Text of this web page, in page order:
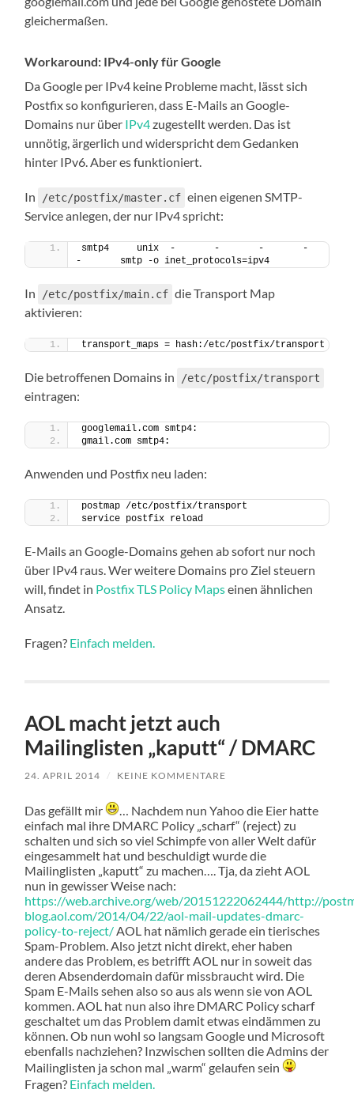
gleichermaßen.
Workaround: IPv4-only für Google
Da Google per IPv4 keine Probleme macht, lässt sich
Postfix so konfigurieren, dass E-Mails an Google-
Domains nur über IPv4zugestellt werden. Das ist
unnötig, ärgerlich und widerspricht dem Gedanken
hinter IPv6. Aber es funktioniert.
In /etc/postfix/master.cf einen eigenen SMTP-
Service anlegen, der nur IPv4 spricht:
smtp4     unix  -       -       -       -
-       smtp -o inet_protocols=ipv4
In /etc/postfix/main.cf die Transport Map
aktivieren:
transport_maps = hash:/etc/postfix/transport
Die betroffenen Domains in /etc/postfix/transport
eintragen:
googlemail.com smtp4:
gmail.com smtp4:
Anwenden und Postfix neu laden:
postmap /etc/postfix/transport
service postfix reload
E-Mails an Google-Domains gehen ab sofort nur noch
über IPv4 raus. Wer weitere Domains pro Ziel steuern
will, findet in Postfix TLS Policy Mapseinen ähnlichen
Ansatz.
Fragen? Einfach melden.
AOL macht jetzt auch
Mailinglisten „kaputt“ / DMARC
24. APRIL 2014 / KEINE KOMMENTARE
Das gefällt mir
… Nachdem nun Yahoo die Eier hatte
einfach mal ihre DMARC Policy „scharf“ (reject) zu
schalten und sich so viel Schimpfe von aller Welt dafür
eingesammelt hat und beschuldigt wurde die
Mailinglisten „kaputt“ zu machen…. Tja, da zieht AOL
nun in gewisser Weise nach:
https://web.archive.org/web/20151222062444/http://
blog.aol.com/2014/04/22/aol-mail-updates-dmarc-
policy-to-reject/AOL hat nämlich gerade ein tierisches
Spam-Problem. Also jetzt nicht direkt, eher haben
andere das Problem, es betrifft AOL nur in soweit das
deren Absenderdomain dafür missbraucht wird. Die
Spam E-Mails sehen also so aus als wenn sie von AOL
kommen. AOL hat nun also ihre DMARC Policy scharf
geschaltet um das Problem damit etwas eindämmen zu
können. Ob nun wohl so langsam Google und Microsoft
ebenfalls nachziehen? Inzwischen sollten die Admins der
Mailinglisten ja schon mal „warm“ gelaufen sein
Fragen? Einfach melden.